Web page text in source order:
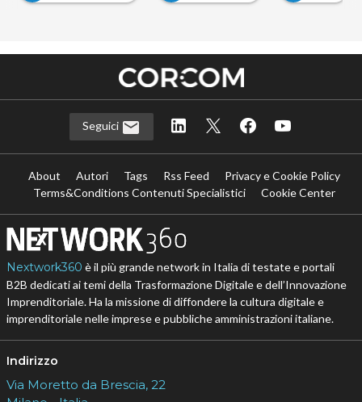
Seguici
About Autori Tags Rss Feed
Privacy e Cookie Policy
Terms&Conditions Contenuti Specialistici
Cookie Center
Nextwork360 è il più grande network in Italia di testate e portali
B2B dedicati ai temi della Trasformazione Digitale e dell’Innovazione
Imprenditoriale. Ha la missione di diffondere la cultura digitale e
imprenditoriale nelle imprese e pubbliche amministrazioni italiane.
Indirizzo
Via Moretto da Brescia, 22